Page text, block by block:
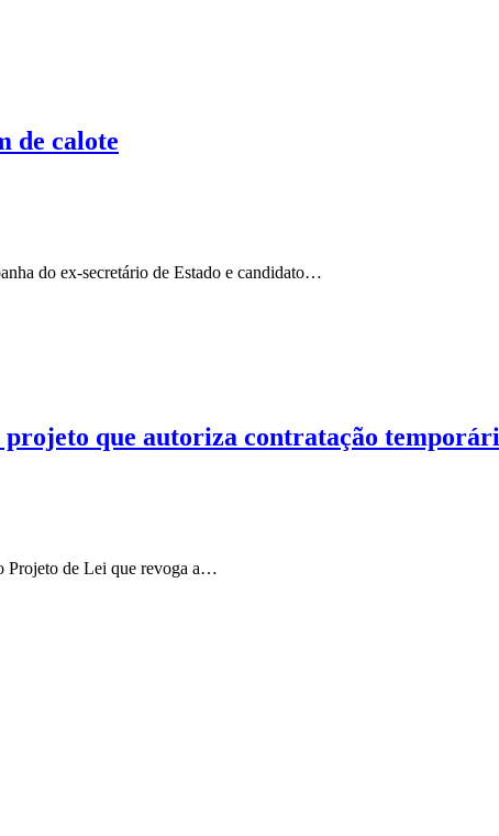
de calote
do ex-secretário de Estado e candidato…
projeto que autoriza contratação
Projeto de Lei que revoga a…